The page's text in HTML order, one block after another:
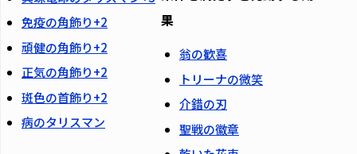
免疫の角飾り+2
頑健の角飾り+2
正気の角飾り+2
斑色の首飾り+2
病のタリスマン
果
翁の歓喜
トリーナの微笑
介錯の刃
聖戦の徽章